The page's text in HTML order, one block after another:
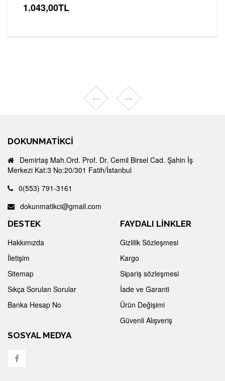
1.043,00TL
DOKUNMATIKCI
Demirtaş Mah.Ord. Prof. Dr. Cemil Birsel Cad. Şahin İş
Merkezi Kat:3 No:20/301 Fatih/İstanbul
0(553) 791-3161
dokunmatikci@gmail.com
DESTEK
Hakkımızda
İletişim
Sitemap
Sıkça Sorulan Sorular
Banka Hesap No
FAYDALI LİNKLER
Gizlilik Sözleşmesi
Kargo
Sipariş sözleşmesi
İade ve Garanti
Ürün Değişimi
Güvenli Alışveriş
SOSYAL MEDYA